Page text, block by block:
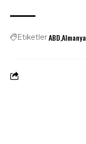
EtiketlerABDAlmanya